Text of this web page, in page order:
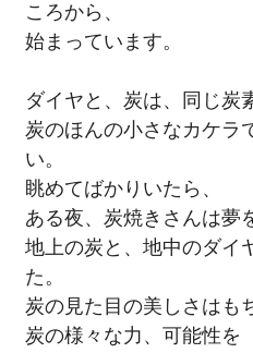
ころから、
始まっています。
ダイヤと、炭は、同じ炭
炭のほんの小さなカケラ
い。
眺めてばかりいたら、
ある夜、炭焼きさんは夢
地上の炭と、地中のダイ
た。
炭の見た目の美しさはも
炭の様々な力、可能性を